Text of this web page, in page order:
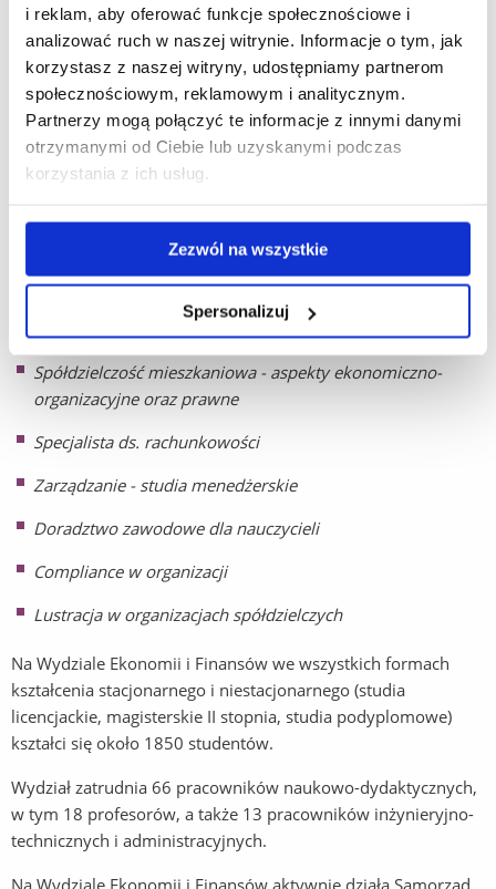
i reklam, aby oferować funkcje społecznościowe i
analizować ruch w naszej witrynie. Informacje o tym, jak
korzystasz z naszej witryny, udostępniamy partnerom
społecznościowym, reklamowym i analitycznym.
Partnerzy mogą połączyć te informacje z innymi danymi
otrzymanymi od Ciebie lub uzyskanymi podczas
korzystania z ich usług.
Zezwól na wszystkie
Spersonalizuj
Dodatkowo, na kierunku Ekonomia Wydział oferuje
możliwość realizacji ścieżki kształcenia w języku angielskim
na studiach II stopnia w ramach specjalnościInternational
Business - Cross-cultural Aspects.
W Instytucie Ekonomii i Finansów prowadzonych jest kilka
rodzajów studiów podyplomowych m.in.;
Master of Business Administration (MBA)
Audyt wewnętrzny
Finanse publiczne z elementami rachunkowości
Spółdzielczość mieszkaniowa - aspekty ekonomiczno-
organizacyjne oraz prawne
Specjalista ds. rachunkowości
Zarządzanie - studia menedżerskie
Doradztwo zawodowe dla nauczycieli
Compliance w organizacji
Lustracja w organizacjach spółdzielczych
Na Wydziale Ekonomii i Finansów we wszystkich formach
kształcenia stacjonarnego i niestacjonarnego (studia
licencjackie, magisterskie II stopnia, studia podyplomowe)
kształci się około 1850 studentów.
Wydział zatrudnia 66 pracowników naukowo-dydaktycznych,
w tym 18 profesorów, a także 13 pracowników inżynieryjno-
technicznych i administracyjnych.